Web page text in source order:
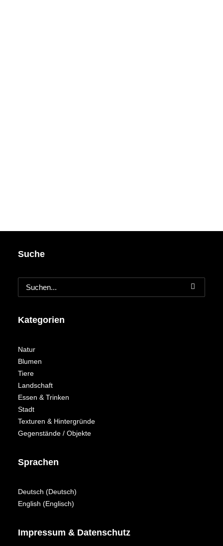
Suche
Kategorien
Natur
Blumen
Tiere
Landschaft
Essen & Trinken
Stadt
Texturen & Hintergründe
Gegenstände / Objekte
Sprachen
Deutsch (Deutsch)
English (Englisch)
Impressum & Datenschutz